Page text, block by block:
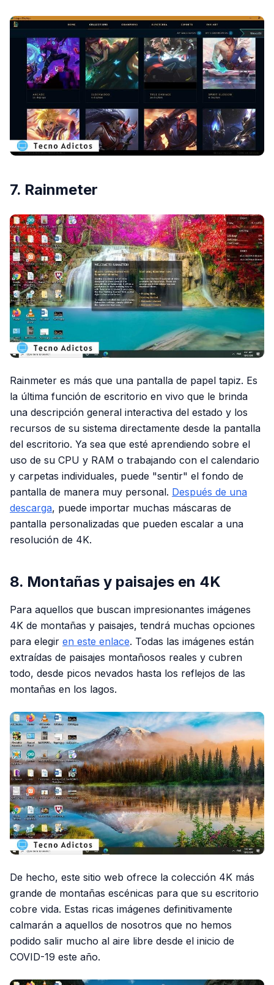
7. Rainmeter
Rainmeter es más que una pantalla de papel tapiz. Es
la última función de escritorio en vivo que le brinda
una descripción general interactiva del estado y los
recursos de su sistema directamente desde la pantalla
del escritorio. Ya sea que esté aprendiendo sobre el
uso de su CPU y RAM o trabajando con el calendario
y carpetas individuales, puede "sentir" el fondo de
pantalla de manera muy personal. Después de una
descarga, puede importar muchas máscaras de
pantalla personalizadas que pueden escalar a una
resolución de 4K.
8. Montañas y paisajes en 4K
Para aquellos que buscan impresionantes imágenes
4K de montañas y paisajes, tendrá muchas opciones
para elegir en este enlace. Todas las imágenes están
extraídas de paisajes montañosos reales y cubren
todo, desde picos nevados hasta los reflejos de las
montañas en los lagos.
De hecho, este sitio web ofrece la colección 4K más
grande de montañas escénicas para que su escritorio
cobre vida. Estas ricas imágenes definitivamente
calmarán a aquellos de nosotros que no hemos
podido salir mucho al aire libre desde el inicio de
COVID-19 este año.